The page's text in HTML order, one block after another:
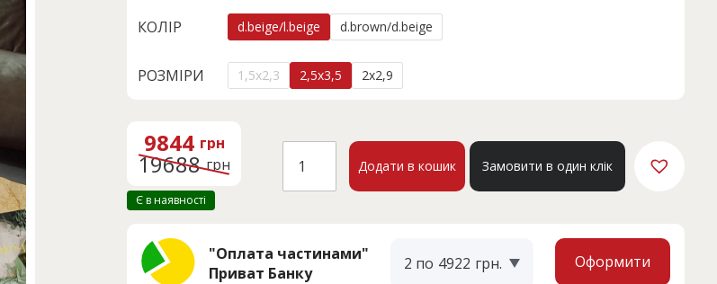
РОЗМІРИ 1,5x2,3 2,5x3,5 2x2,9
КОЛІР d.beige/l.beige d.brown/d.beige
19688грн
ціна:
19688 грн.
9844 грн
ціна:
9844 грн.
Є в наявності
AA31A
кількість
Додати в кошик Замовити в один клік
"Оплата частинами"
Приват Банку
2 по 4922 грн. Оформити